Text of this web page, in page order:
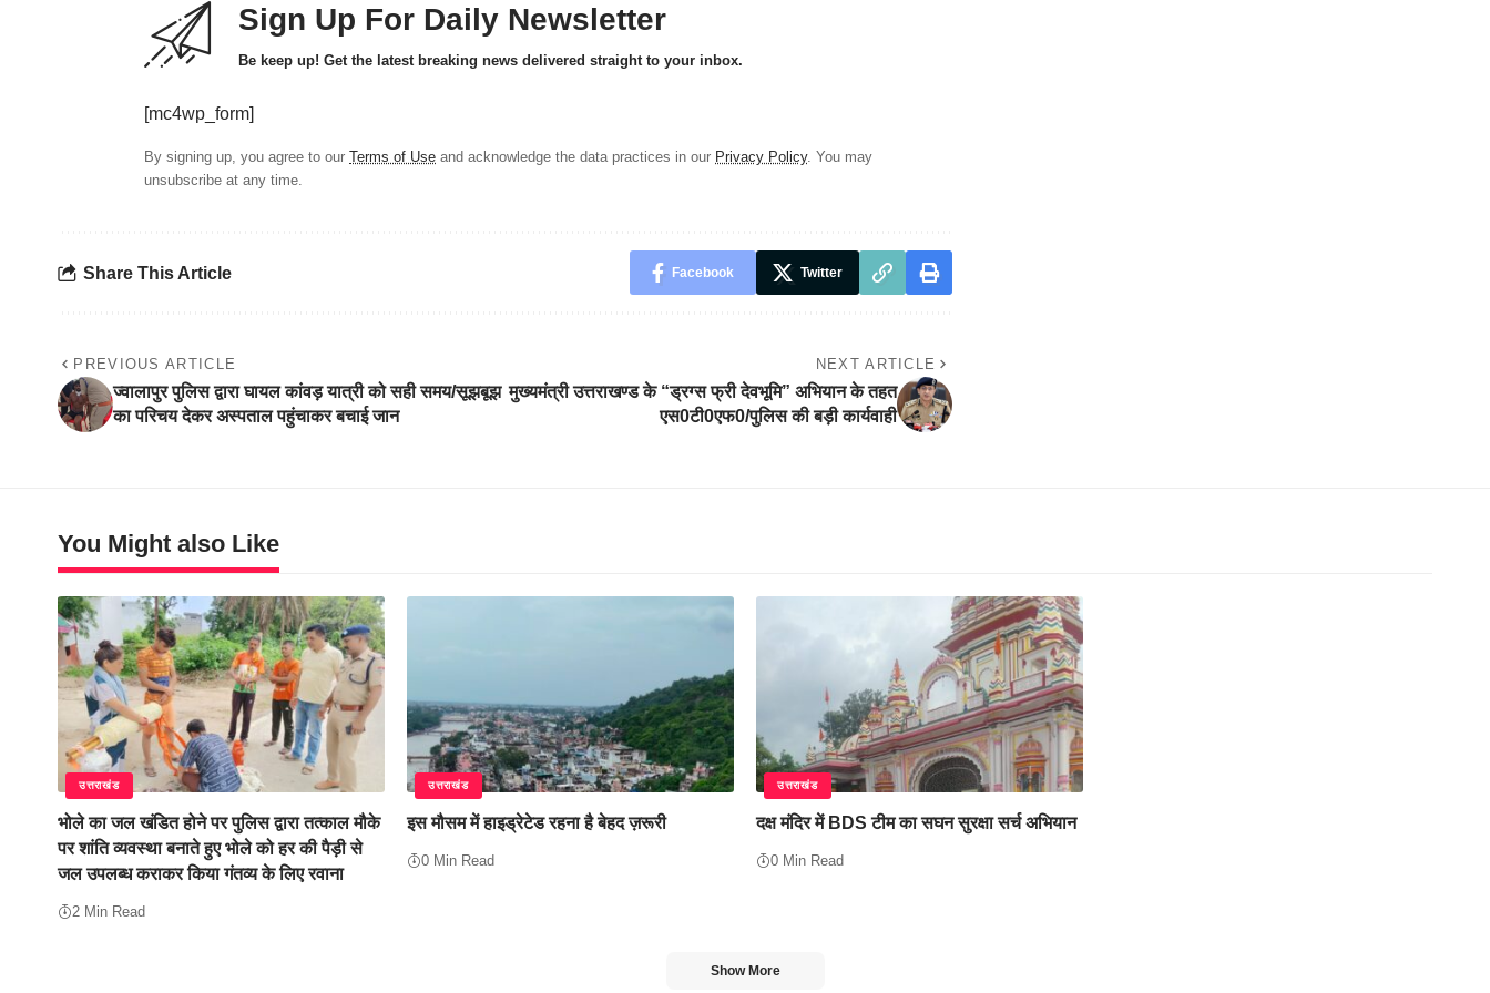
Sign Up For Daily Newsletter
Be keep up! Get the latest breaking news delivered straight to your inbox.
[mc4wp_form]
By signing up, you agree to our Terms of Use and acknowledge the data practices in our Privacy Policy. You may
unsubscribe at any time.
Share This Article Facebook Twitter
PREVIOUS ARTICLE
ज्वालापुर पुलिस द्वारा घायल कांवड़ यात्री को सही समय/सूझबूझ
का परिचय देकर अस्पताल पहुंचाकर बचाई जान
NEXT ARTICLE
मुख्यमंत्री उत्तराखण्ड के “ड्रग्स फ्री देवभूमि” अभियान के तहत
एस0टी0एफ0/पुलिस की बड़ी कार्यवाही
You Might also Like
उत्तराखंड
भोले का जल खंडित होने पर पुलिस द्वारा तत्काल मौके
पर शांति व्यवस्था बनाते हुए भोले को हर की पैड़ी से
जल उपलब्ध कराकर किया गंतव्य के लिए रवाना
2 Min Read
उत्तराखंड
इस मौसम में हाइड्रेटेड रहना है बेहद ज़रूरी
0 Min Read
उत्तराखंड
दक्ष मंदिर में BDS टीम का सघन सुरक्षा सर्च अभियान
0 Min Read
Show More